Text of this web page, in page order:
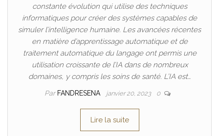
constante évolution qui utilise des techniques
informatiques pour créer des systèmes capables de
simuler l’intelligence humaine. Les avancées récentes
en matière d’apprentissage automatique et de
traitement automatique du langage ont permis une
utilisation croissante de l’IA dans de nombreux
domaines, y compris les soins de santé. L’IA est…
Par FANDRESENA janvier 20, 2023 0
Lire la suite